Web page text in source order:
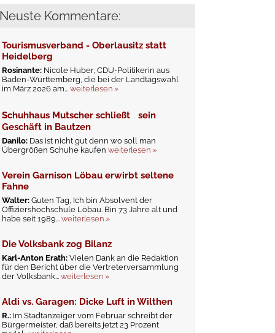
Neuste Kommentare:
Tourismusverband - Oberlausitz statt
Heidelberg
Rosinante: Nicole Huber, CDU-Politikerin aus
Baden-Württemberg, die bei der Landtagswahl
im März 2026 am...weiterlesen »
Schuhhaus Mutscher schließt sein
Geschäft in Bautzen
Danilo: Das ist nicht gut denn wo soll man
Übergrößen Schuhe kaufenweiterlesen »
Verein Garnison Löbau erwirbt seltene
Fahne
Walter:Guten Tag, Ich bin Absolvent der
Offiziershochschule Löbau. Bin 73 Jahre alt und
habe seit 1989...weiterlesen »
Die Volksbank zog Bilanz
Karl-Anton Erath:Vielen Dank an die Redaktion
für den Bericht über die Vertreterversammlung
der Volksbank...weiterlesen »
Aldi vs. Garagen: Dicke Luft in Wilthen
R.: Im Stadtanzeiger vom Februar schreibt der
Bürgermeister, daß bereits jetzt 23 Prozent